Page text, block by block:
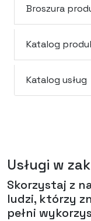
Broszura
Katalog
Katalog usług
Usługi w
Skorzystaj z
ludzi, którzy
pełni